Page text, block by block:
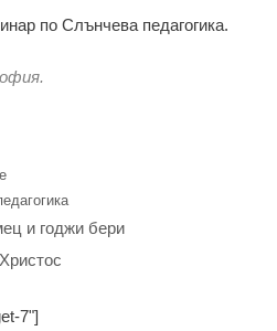
по Слънчева педагогика.
и годжи бери
7"]